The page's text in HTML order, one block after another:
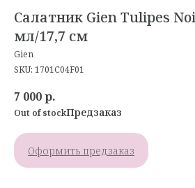
Салатник Gien Tulipes
мл/17,7 см
Gien
SKU: 1701C04F01
7 000р.
Out of stock
Оформить предзаказ